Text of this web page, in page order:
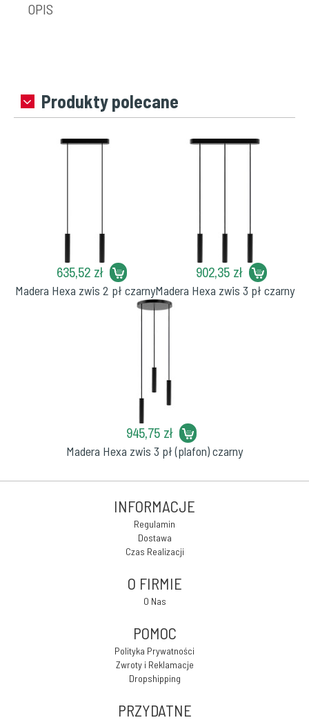
OPIS
Produkty polecane
635,52 zł
Madera Hexa zwis 2 pł czarny
902,35 zł
Madera Hexa zwis 3 pł czarny
945,75 zł
Madera Hexa zwis 3 pł (plafon) czarny
INFORMACJE
Regulamin
Dostawa
Czas Realizacji
O FIRMIE
O Nas
POMOC
Polityka Prywatności
Zwroty i Reklamacje
Dropshipping
PRZYDATNE